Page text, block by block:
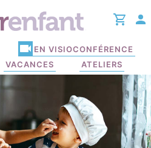
VACANCES ATELIERS
EN VISIOCONFÉRENCE